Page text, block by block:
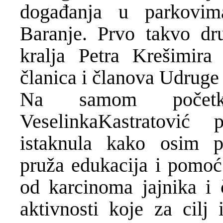
događanja u
Baranje. Prvo takvo
kralja Petra
članica i članova
Na samom
istaknula kako osim
pruža edukacija i
od karcinoma jajnika i
aktivnosti koje za cilj